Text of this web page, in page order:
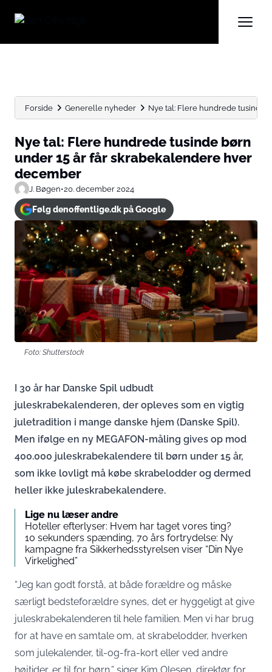
Forside Generelle nyheder Nye tal: Flere hundrede tusinde
Nye tal: Flere hundrede tusinde børn
under 15 år får skrabekalendere hver
december
J. Bøgen•20. december 2024
Følg denoffentlige.dk på Google
Foto: Shutterstock
I 30 år har Danske Spil udbudt
juleskrabekalenderen, der opleves som en vigtig
juletradition i mange danske hjem (Danske Spil).
Men ifølge en ny MEGAFON-måling gives op mod
400.000 juleskrabekalendere til børn under 15 år,
som ikke lovligt må købe skrabelodder og dermed
heller ikke juleskrabekalendere.
Lige nu læser andre
Hoteller efterlyser: Hvem har taget vores ting?
10 sekunders spænding, 70 års fortrydelse: Ny
kampagne fra Sikkerhedsstyrelsen viser “Din Nye
Virkelighed”
“Jeg kan godt forstå, at både forældre og måske
særligt bedsteforældre synes, det er hyggeligt at give
juleskrabekalenderen til hele familien. Men vi har brug
for at have en samtale om, at skrabelodder, hverken
som julekalender, til-og-fra-kort eller ved andre